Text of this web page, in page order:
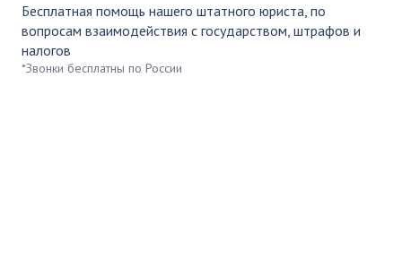
Бесплатная помощь нашего штатного юриста, по
вопросам взаимодействия с государством, штрафов и
налогов
*Звонки бесплатны по России